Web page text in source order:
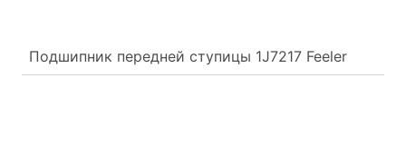
Подшипник передней ступицы 1J7217 Feeler